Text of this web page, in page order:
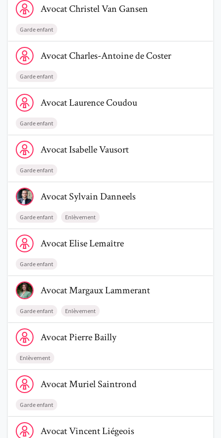
AvocatChristelVan Gansen
Garde enfant
Voir le profil de AvocatCharles-Antoine de Coster
AvocatCharles-Antoinede Coster
Garde enfant
Voir le profil de AvocatLaurence Coudou
AvocatLaurenceCoudou
Garde enfant
Voir le profil de AvocatIsabelle Vausort
AvocatIsabelleVausort
Garde enfant
Voir le profil de AvocatSylvain Danneels
AvocatSylvainDanneels
Garde enfant Enlèvement
Voir le profil de AvocatElise Lemaître
AvocatEliseLemaître
Garde enfant
Voir le profil de AvocatMargaux Lammerant
AvocatMargauxLammerant
Garde enfant Enlèvement
Voir le profil de AvocatPierre Bailly
AvocatPierreBailly
Enlèvement
Voir le profil de AvocatMuriel Saintrond
AvocatMurielSaintrond
Garde enfant
Voir le profil de AvocatVincent Liégeois
AvocatVincentLiégeois